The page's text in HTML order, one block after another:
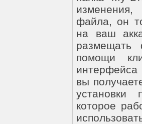
файла, он
на ваш
помощи
интерфейса
вы
установки
которое